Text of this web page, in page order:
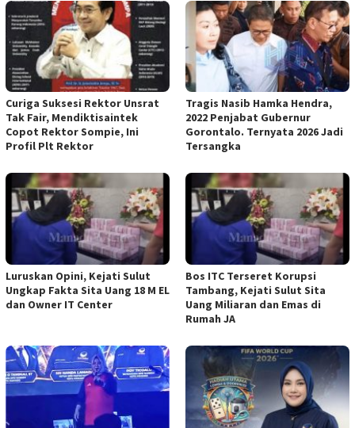
Curiga Suksesi Rektor Unsrat
Tak Fair, Mendiktisaintek
Copot Rektor Sompie, Ini
Profil Plt Rektor
Tragis Nasib Hamka Hendra,
2022 Penjabat Gubernur
Gorontalo. Ternyata 2026 Jadi
Tersangka
Luruskan Opini, Kejati Sulut
Ungkap Fakta Sita Uang 18 M EL
dan Owner IT Center
Bos ITC Terseret Korupsi
Tambang, Kejati Sulut Sita
Uang Miliaran dan Emas di
Rumah JA